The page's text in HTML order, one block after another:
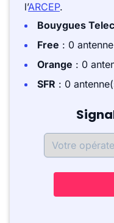
l’ARCEP.
Bouygues
Free : 0
Orange : 0
SFR : 0